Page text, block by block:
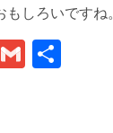
しろいですね。
G
m